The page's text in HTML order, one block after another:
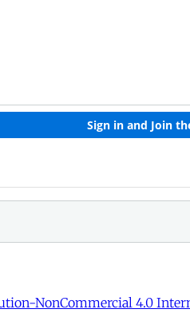
NonCommercial 4.0